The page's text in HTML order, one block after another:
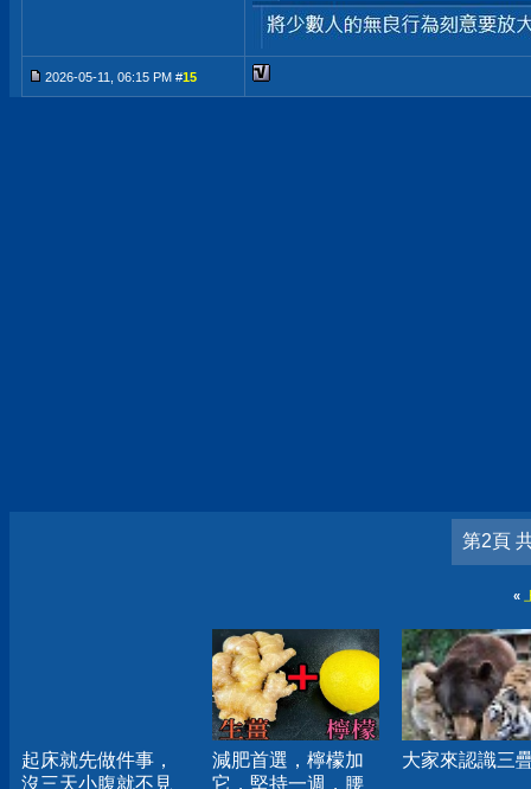
2026-05-11, 06:15 PM #15
第2頁
«
起床就先做件事，
沒三天小腹就不見
減肥首選，檸檬加
它，堅持一週，腰
大家來認識三